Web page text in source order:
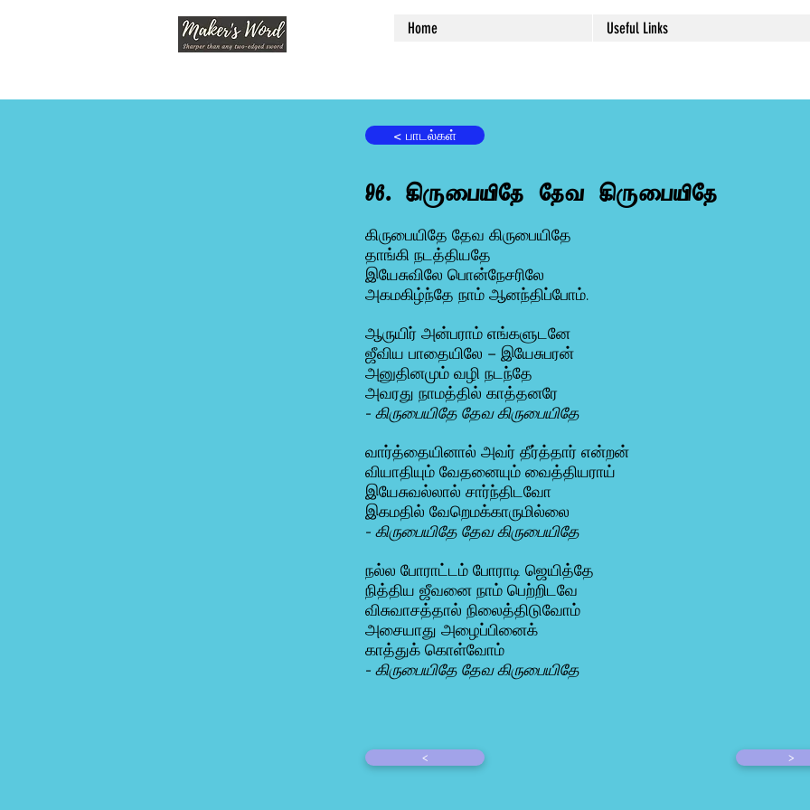
Home Useful Links
< பாடல்கள்
96. கிருபையிதே தேவ கிருபையிதே
கிருபையிதே தேவ கிருபையிதே
தாங்கி நடத்தியதே
இயேசுவிலே பொன்நேசரிலே
அகமகிழ்ந்தே நாம் ஆனந்திப்போம்.
ஆருயிர் அன்பராம் எங்களுடனே
ஜீவிய பாதையிலே – இயேசுபரன்
அனுதினமும் வழி நடந்தே
அவரது நாமத்தில் காத்தனரே
- கிருபையிதே தேவ கிருபையிதே
வார்த்தையினால் அவர் தீர்த்தார் என்றன்
வியாதியும் வேதனையும் வைத்தியராய்
இயேசுவல்லால் சார்ந்திடவோ
இகமதில் வேறெமக்காருமில்லை
- கிருபையிதே தேவ கிருபையிதே
நல்ல போராட்டம் போராடி ஜெயித்தே
நித்திய ஜீவனை நாம் பெற்றிடவே
விசுவாசத்தால் நிலைத்திடுவோம்
அசையாது அழைப்பினைக்
காத்துக் கொள்வோம்
- கிருபையிதே தேவ கிருபையிதே
< >